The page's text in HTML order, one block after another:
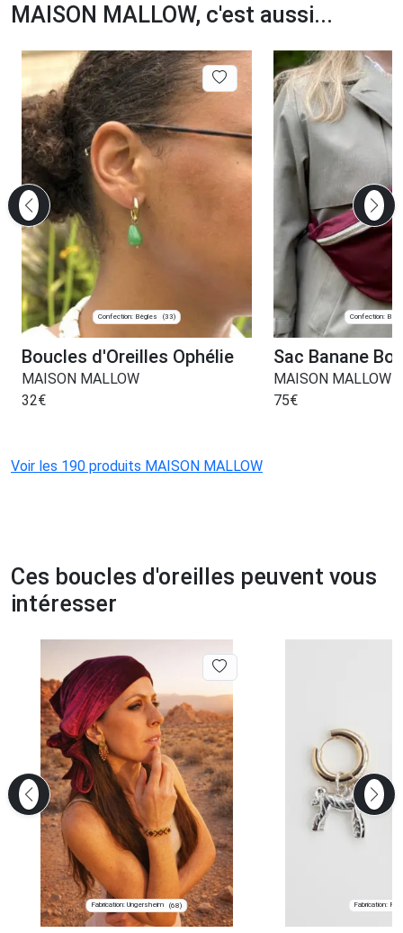
MAISON MALLOW, c'est aussi...
Confection: Bègles (33)
Boucles d'Oreilles Ophélie
MAISON MALLOW
32€
Confection:
Sac Banane
MAISON MALLOW
75€
Voir les 190 produits MAISON MALLOW
Ces boucles d'oreilles peuvent vous
intéresser
Fabrication: Ungersheim (68) Fabrication: